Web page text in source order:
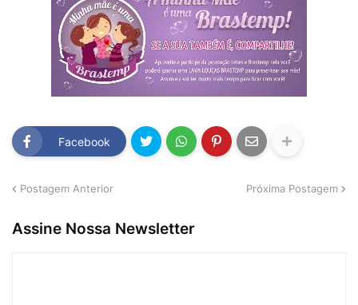
Facebook
Postagem Anterior Próxima Postagem
Assine Nossa Newsletter